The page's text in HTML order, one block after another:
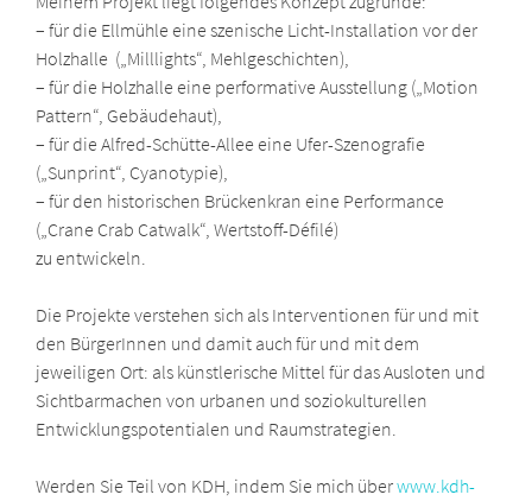
– für die Ellmühle eine szenische Licht-Installation vor der
Holzhalle („Milllights“, Mehlgeschichten),
– für die Holzhalle eine performative Ausstellung („Motion
Pattern“, Gebäudehaut),
– für die Alfred-Schütte-Allee eine Ufer-Szenografie
(„Sunprint“, Cyanotypie),
– für den historischen Brückenkran eine Performance
(„Crane Crab Catwalk“, Wertstoff-Défilé)
zu entwickeln.
Die Projekte verstehen sich als Interventionen für und mit
den BürgerInnen und damit auch für und mit dem
jeweiligen Ort: als künstlerische Mittel für das Ausloten und
Sichtbarmachen von urbanen und soziokulturellen
Entwicklungspotentialen und Raumstrategien.
Werden Sie Teil von KDH, indem Sie mich überwww.kdh-